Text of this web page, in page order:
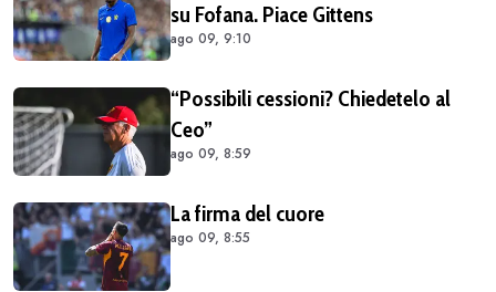
su Fofana. Piace Gittens
ago 09, 9:10
“Possibili cessioni? Chiedetelo al
Ceo”
ago 09, 8:59
La firma del cuore
ago 09, 8:55